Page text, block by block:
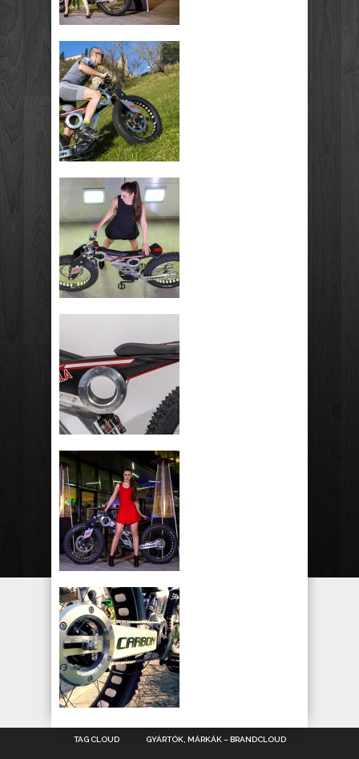
TAG CLOUD GYÁRTÓK, MÁRKÁK – BRANDCLOUD